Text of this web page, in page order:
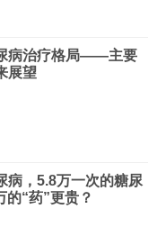
病治疗格局——主要
展望
病，5.8万一次的糖尿
的“药”更贵？